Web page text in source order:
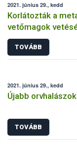
2021. június 29., kedd
Korlátozták a
vetőmagok
TOVÁBB
2021. június 29., kedd
Újabb
TOVÁBB